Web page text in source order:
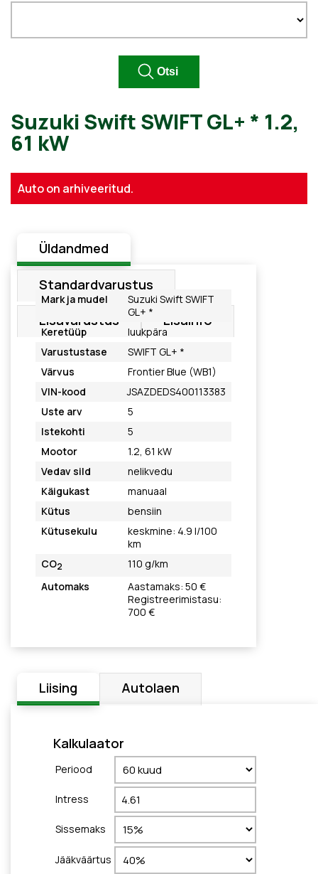
Suzuki Swift SWIFT GL+ *
Auto on arhiveeritud.
Üldandmed
Standardvarustus
Lisavarustus Lisainfo
Mark ja mudel
Suzuki Swift SWIFT
GL+ *
Keretüüp
luukpära
Varustustase
SWIFT GL+ *
Värvus
Frontier Blue (WB1)
VIN-kood
JSAZDEDS400113383
Uste arv
5
Istekohti
5
Mootor
1.2, 61 kW
Vedav sild
nelikvedu
Käigukast
manuaal
Kütus
bensiin
Kütusekulu
keskmine: 4.9 l/100
km
CO2
110 g/km
Automaks
Aastamaks: 50 €
Registreerimistasu:
700 €
Liising Autolaen
Kalkulaator
Periood
Intress
Sissemaks
Jääkväärtus